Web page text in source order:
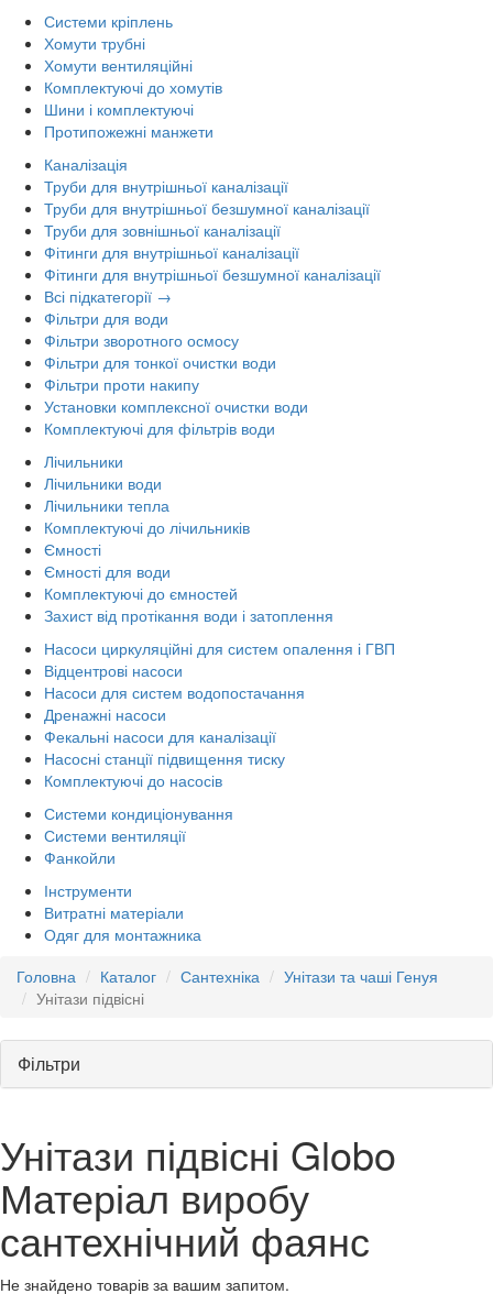
Системи кріплень
Хомути трубні
Хомути вентиляційні
Комплектуючі до хомутів
Шини і комплектуючі
Протипожежні манжети
Каналізація
Труби для внутрішньої каналізації
Труби для внутрішньої безшумної каналізації
Труби для зовнішньої каналізації
Фітинги для внутрішньої каналізації
Фітинги для внутрішньої безшумної каналізації
Всі підкатегорії →
Фільтри для води
Фільтри зворотного осмосу
Фільтри для тонкої очистки води
Фільтри проти накипу
Установки комплексної очистки води
Комплектуючі для фільтрів води
Лічильники
Лічильники води
Лічильники тепла
Комплектуючі до лічильників
Ємності
Ємності для води
Комплектуючі до ємностей
Захист від протікання води і затоплення
Насоси циркуляційні для систем опалення і ГВП
Відцентрові насоси
Насоси для систем водопостачання
Дренажні насоси
Фекальні насоси для каналізації
Насосні станції підвищення тиску
Комплектуючі до насосів
Системи кондиціонування
Системи вентиляції
Фанкойли
Інструменти
Витратні матеріали
Одяг для монтажника
Головна
Каталог Сантехніка
Унітази та чаші Генуя
Унітази підвісні
Фільтри
Унітази підвісні Globo
Матеріал виробу
сантехнічний фаянс
Не знайдено товарів за вашим запитом.